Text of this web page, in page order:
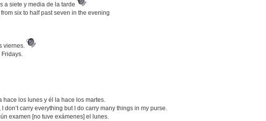
a siete y media de la tarde
six to half past seven in the evening
viernes.
Fridays.
hace los lunes y él la hace los martes.
don’t carry everything but I do carry many things in my purse.
examen [no tuve exámenes] el lunes.